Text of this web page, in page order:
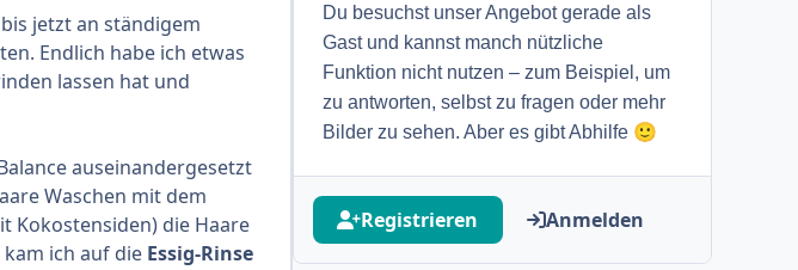
jetzt an ständigem
Endlich habe ich etwas
lassen hat und
auseinandergesetzt
Waschen mit dem
Kokostensiden) die Haare
ich auf die Essig-Rinse
Du besuchst unser Angebot gerade als
Gast und kannst manch nützliche
Funktion nicht nutzen – zum Beispiel, um
zu antworten, selbst zu fragen oder mehr
Bilder zu sehen. Aber es gibt Abhilfe 🙂
Registrieren Anmelden